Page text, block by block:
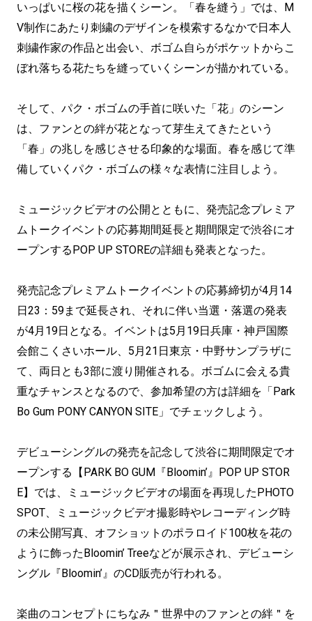
いっぱいに桜の花を描くシーン。「春を縫う」では、M
V制作にあたり刺繍のデザインを模索するなかで日本人
刺繍作家の作品と出会い、ボゴム自らがポケットからこ
ぼれ落ちる花たちを縫っていくシーンが描かれている。
そして、パク・ボゴムの手首に咲いた「花」のシーン
は、ファンとの絆が花となって芽生えてきたという
「春」の兆しを感じさせる印象的な場面。春を感じて準
備していくパク・ボゴムの様々な表情に注目しよう。
ミュージックビデオの公開とともに、発売記念プレミア
ムトークイベントの応募期間延長と期間限定で渋谷にオ
ープンするPOP UP STOREの詳細も発表となった。
発売記念プレミアムトークイベントの応募締切が4月14
日23：59まで延長され、それに伴い当選・落選の発表
が4月19日となる。イベントは5月19日兵庫・神戸国際
会館こくさいホール、5月21日東京・中野サンプラザに
て、両日とも3部に渡り開催される。ボゴムに会える貴
重なチャンスとなるので、参加希望の方は詳細を「Park
Bo Gum PONY CANYON SITE」でチェックしよう。
デビューシングルの発売を記念して渋谷に期間限定でオ
ープンする【PARK BO GUM『Bloomin’』POP UP STOR
E】では、ミュージックビデオの場面を再現したPHOTO
SPOT、ミュージックビデオ撮影時やレコーディング時
の未公開写真、オフショットのポラロイド100枚を花の
ように飾ったBloomin’ Treeなどが展示され、デビューシ
ングル『Bloomin’』のCD販売が行われる。
楽曲のコンセプトにちなみ＂世界中のファンとの絆＂を